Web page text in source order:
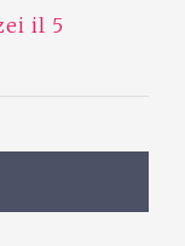
il 5